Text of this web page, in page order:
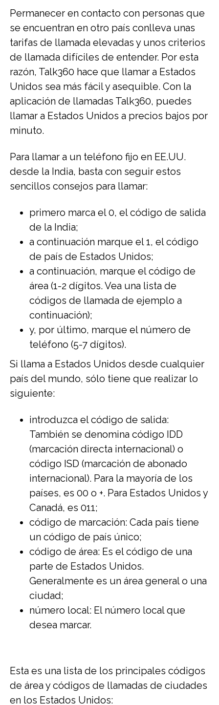
Permanecer en contacto con personas que
se encuentran en otro país conlleva unas
tarifas de llamada elevadas y unos criterios
de llamada difíciles de entender. Por esta
razón, Talk360 hace que llamar a Estados
Unidos sea más fácil y asequible. Con la
aplicación de llamadas Talk360, puedes
llamar a Estados Unidos a precios bajos por
minuto.
Para llamar a un teléfono fijo en EE.UU.
desde la India, basta con seguir estos
sencillos consejos para llamar:
primero marca el 0, el código de salida
de la India;
a continuación marque el 1, el código
de país de Estados Unidos;
a continuación, marque el código de
área (1-2 dígitos. Vea una lista de
códigos de llamada de ejemplo a
continuación);
y, por último, marque el número de
teléfono (5-7 dígitos).
Si llama a Estados Unidos desde cualquier
país del mundo, sólo tiene que realizar lo
siguiente:
introduzca el código de salida:
También se denomina código IDD
(marcación directa internacional) o
código ISD (marcación de abonado
internacional). Para la mayoría de los
países, es 00 o +. Para Estados Unidos y
Canadá, es 011;
código de marcación: Cada país tiene
un código de país único;
código de área: Es el código de una
parte de Estados Unidos.
Generalmente es un área general o una
ciudad;
número local: El número local que
desea marcar.
Esta es una lista de los principales códigos
de área y códigos de llamadas de ciudades
en los Estados Unidos: